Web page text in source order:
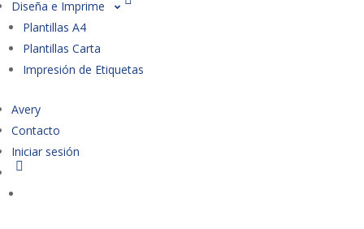
Diseña e Imprime
Plantillas A4
Plantillas Carta
Impresión de Etiquetas
Avery
Contacto
Iniciar sesión